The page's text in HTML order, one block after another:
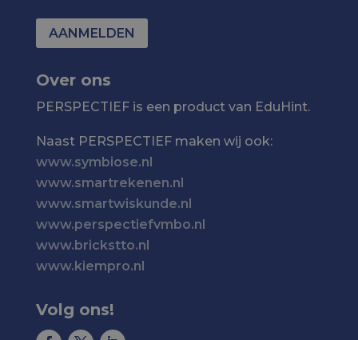
AANMELDEN
Over ons
PERSPECTIEF is een product van EduHint.
Naast PERSPECTIEF maken wij ook:
www.symbiose.nl
www.smartrekenen.nl
www.smartwiskunde.nl
www.perspectiefvmbo.nl
www.brickstto.nl
www.kiempro.nl
Volg ons!